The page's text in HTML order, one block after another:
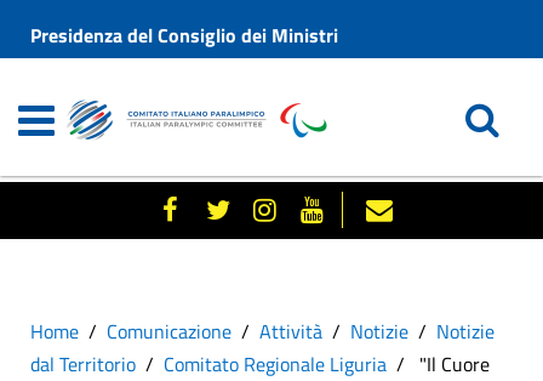
Presidenza del Consiglio dei Ministri
Home Comunicazione Attività Notizie
Notizie
dal Territorio
Comitato Regionale Liguria
"Il Cuore